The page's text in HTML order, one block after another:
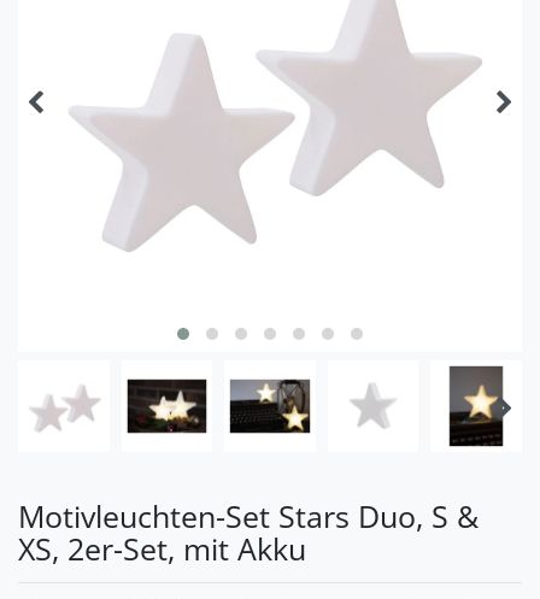
Motivleuchten-Set Stars Duo, S &
XS, 2er-Set, mit Akku